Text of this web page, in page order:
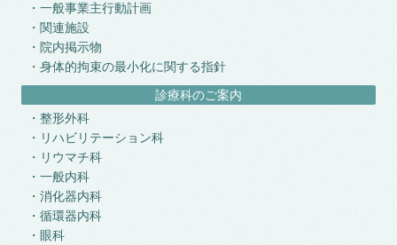
一般事業主行動計画
関連施設
院内掲示物
身体的拘束の最小化に関する指針
診療科のご案内
整形外科
リハビリテーション科
リウマチ科
一般内科
消化器内科
循環器内科
眼科